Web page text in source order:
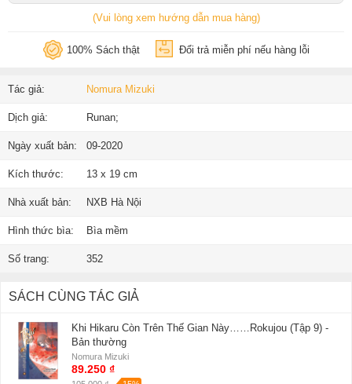
(Vui lòng xem hướng dẫn mua hàng)
100% Sách thật Đổi trả miễn phí nếu hàng lỗi
Tác giả: Nomura Mizuki
Dịch giả: Runan;
Ngày xuất bản: 09-2020
Kích thước: 13 x 19 cm
Nhà xuất bản: NXB Hà Nội
Hình thức bìa: Bìa mềm
Số trang: 352
SÁCH CÙNG TÁC GIẢ
Khi Hikaru Còn Trên Thế Gian Này……Rokujou (Tập 9) -
Bản thường
Nomura Mizuki
89.250 ₫